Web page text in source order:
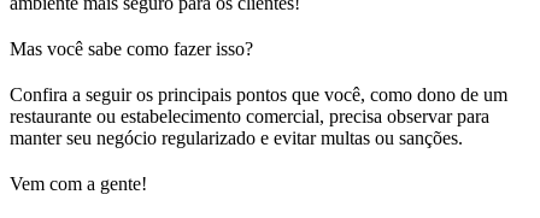
Mas você sabe como fazer isso?
Confira a seguir os principais pontos que você, como dono de um
restaurante ou estabelecimento comercial, precisa observar para
manter seu negócio regularizado e evitar multas ou sanções.
Vem com a gente!